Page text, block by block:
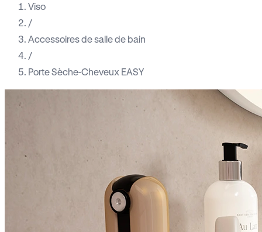
Viso
/
Accessoires de salle de bain
/
Porte Sèche-Cheveux EASY